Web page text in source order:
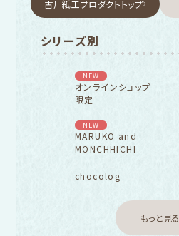
古川紙工プロダクトトップ
シリーズ別
NEW!
オンラインショップ
限定
NEW!
MARUKO and
MONCHHICHI
chocolog
もっと見る